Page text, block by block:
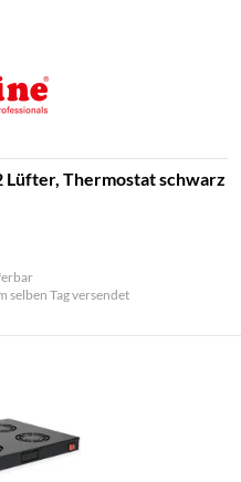
Lüfter, Thermostat schwarz
selben Tag versendet